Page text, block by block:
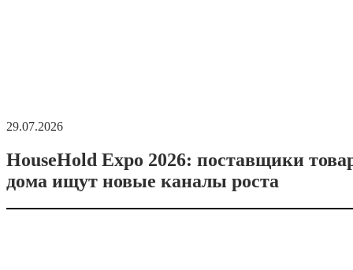
29.07.2026
HouseHold Expo 2026: поставщики
дома ищут новые каналы роста